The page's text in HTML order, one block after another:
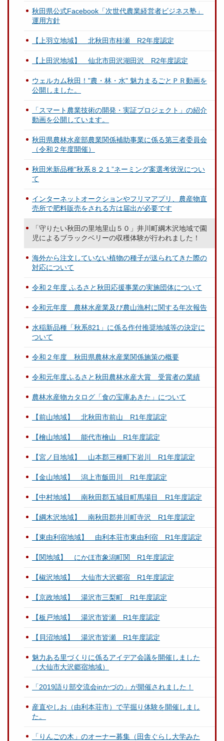
秋田県公式Facebook「次世代農業経営者ビジネス塾」
運用方針
【上羽立地域】 北秋田市桂瀬 R2年度認定
【上田沢地域】 仙北市田沢湖田沢 R2年度認定
ウェルカム秋田！"農・林・水" 魅力まるごとＰＲ動画を
公開しました。
「スマート農業技術の開発・実証プロジェクト」の紹介
動画を公開しています。
秋田県農林水産部農業関係補助事業に係る第三者委員会
（令和２年度開催）
秋田米新品種“秋系８２１”ネーミング案選考状況につい
て
インターネットオークションやフリマアプリ、農産物直
売所で肥料販売をされる方は届出が必要です
「守りたい秋田の里地里山５０」井川町綱木沢地域で園
児によるブラックベリーの収穫体験が行われました！
海外から注文していない植物の種子が送られてきた際の
対応について
令和２年度 ふるさと秋田応援事業の実施団体について
令和元年度 農林水産業及び農山漁村に関する年次報告
水稲新品種「秋系821」に係る作付推奨地域等の決定に
ついて
令和２年度 秋田県農林水産業関係施策の概要
令和元年度ふるさと秋田農林水産大賞 受賞者の業績
農林水産物カタログ「食の宝庫あきた」について
【前山地域】 北秋田市前山 R1年度認定
【檜山地域】 能代市檜山 R1年度認定
【宮ノ目地域】 山本郡三種町下岩川 R1年度認定
【金山地域】 潟上市飯田川 R1年度認定
【中村地域】 南秋田郡五城目町馬場目 R1年度認定
【綱木沢地域】 南秋田郡井川町寺沢 R1年度認定
【東由利宿地域】 由利本荘市東由利宿 R1年度認定
【関地域】 にかほ市象潟町関 R1年度認定
【椒沢地域】 大仙市大沢郷宿 R1年度認定
【京政地域】 湯沢市三梨町 R1年度認定
【板戸地域】 湯沢市皆瀬 R1年度認定
【貝沼地域】 湯沢市皆瀬 R1年度認定
魅力ある里づくりに係るアイデア会議を開催しました
（大仙市大沢郷宿地域）
「2019語り部交流会inかづの」が開催されました！
産直やしお（由利本荘市）で芋掘り体験を開催しまし
た。
「りんごの木」のオーナー募集（田舎ぐらし大学みた